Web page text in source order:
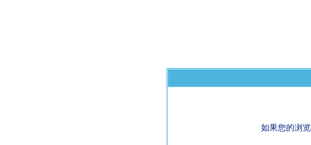
如果您的浏